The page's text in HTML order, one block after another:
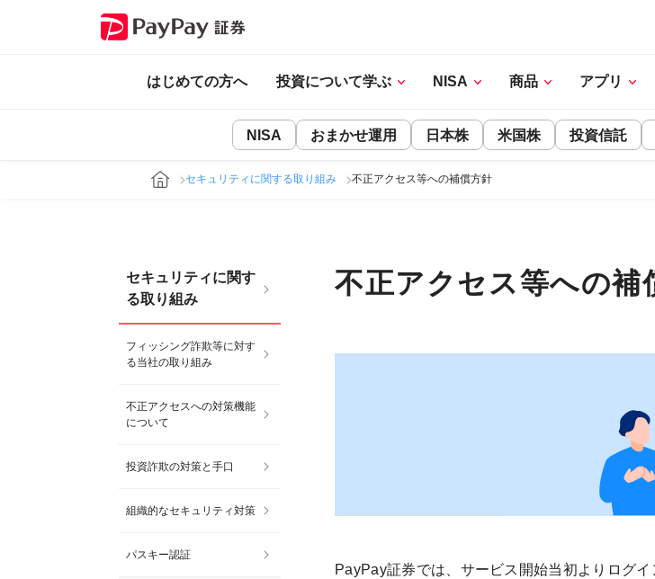
はじめての方へ 投資について学ぶ NISA 商品 アプリ
NISA おまかせ運用 日本株 米国株 投資信託
セキュリティに関する取り組み 不正アクセス等への補償方針
セキュリティに関す
る取り組み
フィッシング詐欺等に対す
る当社の取り組み
不正アクセスへの対策機能
について
投資詐欺の対策と手口
組織的なセキュリティ対策
パスキー認証
不正アクセス等への補
PayPay証券では、サービス開始当初よりログ